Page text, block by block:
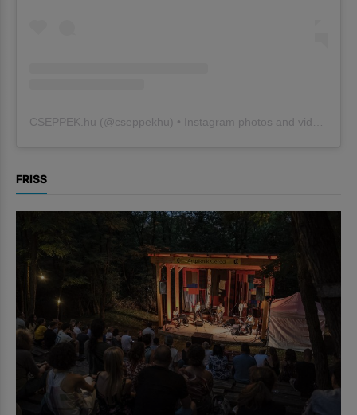
CSEPPEK.hu (@cseppekhu ) • Instagram photos and videos
FRISS